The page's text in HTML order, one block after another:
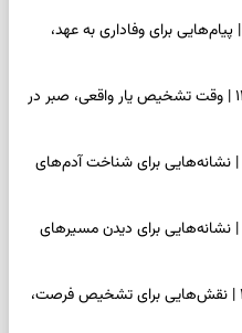
فال انبیا امروز دوشنبه ۱۹ مرداد ۱۴۰۵ | پیام‌هایی برای وفاداری به عهد،
فال حافظ امروز دوشنبه ۱۹ مرداد ۱۴۰۵ | وقت تشخیص یار واقعی، صبر در
فال اسم امروز یکشنبه ۱۸ مرداد ۱۴۰۵ | نشانه‌هایی برای شناخت آدم‌های
فال چای امروز یکشنبه ۱۸ مرداد ۱۴۰۵ | نشانه‌هایی برای دیدن مسیرهای
فال قهوه امروز یکشنبه ۱۸ مرداد ۱۴۰۵ | نقش‌هایی برای تشخیص فرصت،